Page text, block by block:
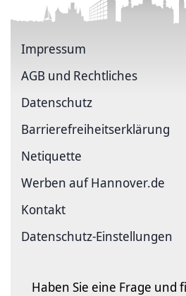
Impressum
AGB und Rechtliches
Datenschutz
Barriere­freiheits­erklärung
Netiquette
Werben auf Hannover.de
Kontakt
Datenschutz-Einstellungen
Haben Sie eine Frage und